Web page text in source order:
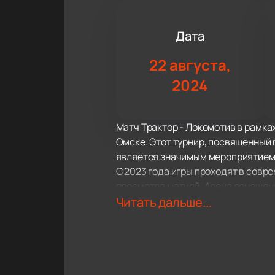
Дата
22 августа,
2024
Матч Трактор - Локомотив в
Омске. Этот турнир, посвященный
является значимым
С 2023 года игры проходят в
просмотра матчей. Арена
Для тех, кто хочет стать частью
Читать дальше...